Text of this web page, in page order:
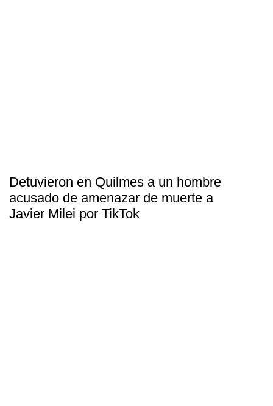
Detuvieron en Quilmes a un hombre
acusado de amenazar de muerte a
Javier Milei por TikTok